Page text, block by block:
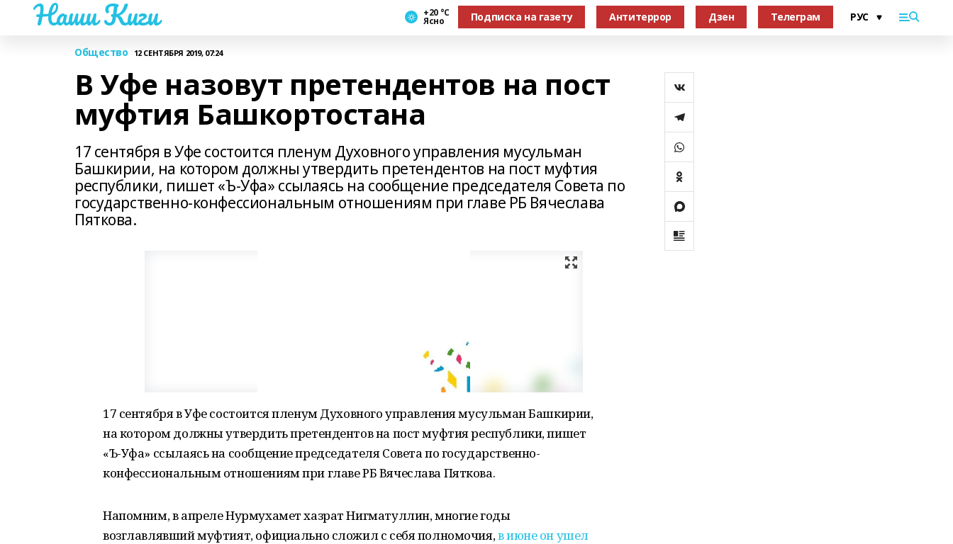
Наши Киги +20 °С
Ясно Подписка на газету Антитеррор Дзен Телеграм
Общество 12 СЕНТЯБРЯ 2019, 07:24
В Уфе назовут претендентов на пост
муфтия Башкортостана
17 сентября в Уфе состоится пленум Духовного управления мусульман
Башкирии, на котором должны утвердить претендентов на пост муфтия
республики, пишет «Ъ-Уфа» ссылаясь на сообщение председателя Совета по
государственно-конфессиональным отношениям при главе РБ Вячеслава
Пяткова.
17 сентября в Уфе состоится пленум Духовного управления мусульман Башкирии,
на котором должны утвердить претендентов на пост муфтия республики, пишет
«Ъ-Уфа» ссылаясь на сообщение председателя Совета по государственно-
конфессиональным отношениям при главе РБ Вячеслава Пяткова.
Напомним, в апреле Нурмухамет хазрат Нигматуллин, многие годы
возглавлявший муфтият, официально сложил с себя полномочия,в июне он ушел